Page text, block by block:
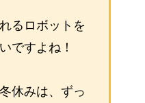
るロボットを
ですよね！
休みは、ずっ